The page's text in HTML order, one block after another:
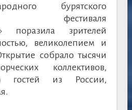
бурятского
фестиваля
поразила зрителей
великолепием и
собрало тысячи
коллективов,
гостей из России,